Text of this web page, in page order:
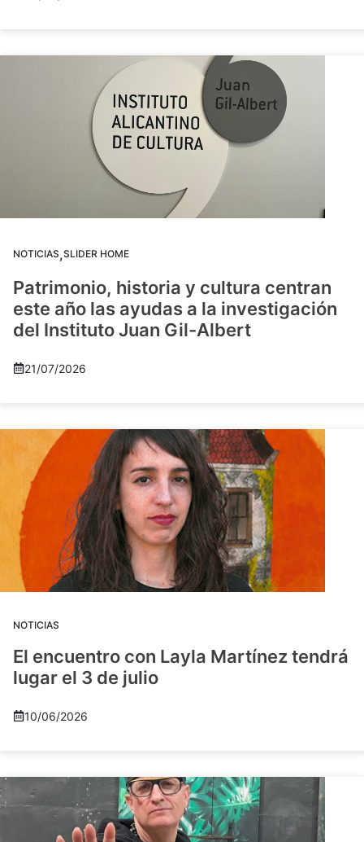
NOTICIAS,SLIDER HOME
Patrimonio, historia y cultura centran
este año las ayudas a la investigación
del Instituto Juan Gil-Albert
21/07/2026
NOTICIAS
El encuentro con Layla Martínez tendrá
lugar el 3 de julio
10/06/2026